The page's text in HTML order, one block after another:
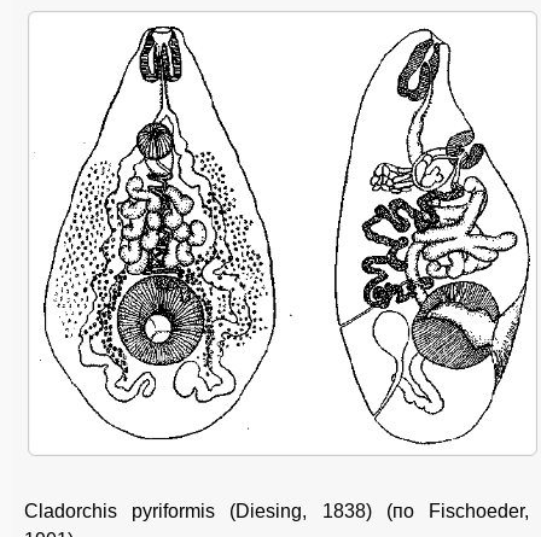
Cladorchis pyriformis (Diesing, 1838) (по Fischoeder,